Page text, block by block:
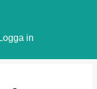
Logga in